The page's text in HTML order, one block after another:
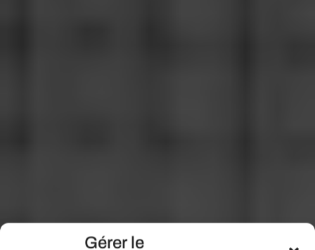
Gérer le